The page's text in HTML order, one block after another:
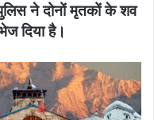
ने दोनों मृतकों के शव
दिया है।